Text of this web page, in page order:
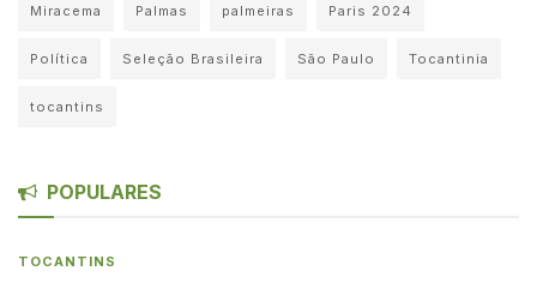
Miracema Palmas palmeiras Paris 2024
Política Seleção Brasileira São Paulo Tocantinia
tocantins
POPULARES
TOCANTINS